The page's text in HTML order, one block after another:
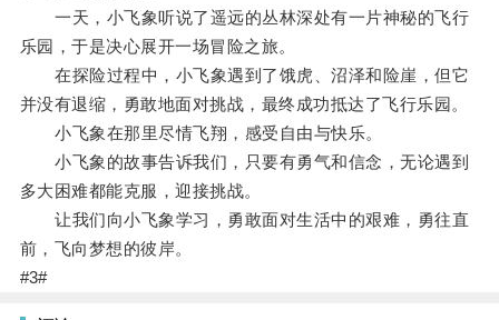
一天，小飞象听说了遥远的丛林深处有一片神秘的飞行
乐园，于是决心展开一场冒险之旅。
在探险过程中，小飞象遇到了饿虎、沼泽和险崖，但它
并没有退缩，勇敢地面对挑战，最终成功抵达了飞行乐园。
小飞象在那里尽情飞翔，感受自由与快乐。
小飞象的故事告诉我们，只要有勇气和信念，无论遇到
多大困难都能克服，迎接挑战。
让我们向小飞象学习，勇敢面对生活中的艰难，勇往直
前，飞向梦想的彼岸。
#3#